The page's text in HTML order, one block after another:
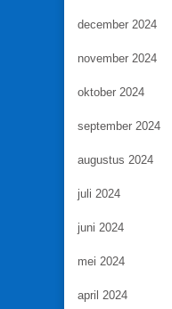
december 2024
november 2024
oktober 2024
september 2024
augustus 2024
juli 2024
juni 2024
mei 2024
april 2024